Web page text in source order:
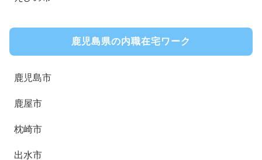
鹿児島県の内職在宅ワーク
鹿児島市
鹿屋市
枕崎市
出水市